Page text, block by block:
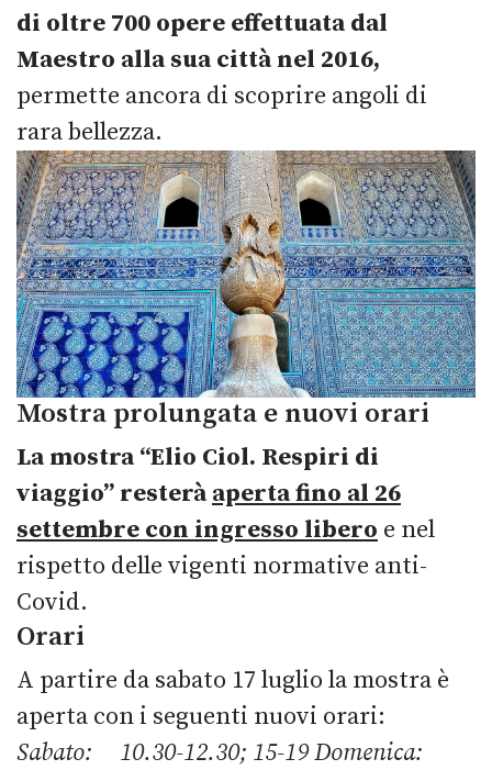
di oltre 700 opere effettuata dal
Maestro alla sua città nel 2016,
permette ancora di scoprire angoli di
rara bellezza.
Mostra prolungata e nuovi orari
La mostra “Elio Ciol. Respiri di
viaggio” resteràaperta fino al 26
settembre con ingresso libero e nel
rispetto delle vigenti normative anti-
Covid.
Orari
A partire da sabato 17 luglio la mostra è
aperta con i seguenti nuovi orari:
Sabato: 10.30-12.30; 15-19Domenica: